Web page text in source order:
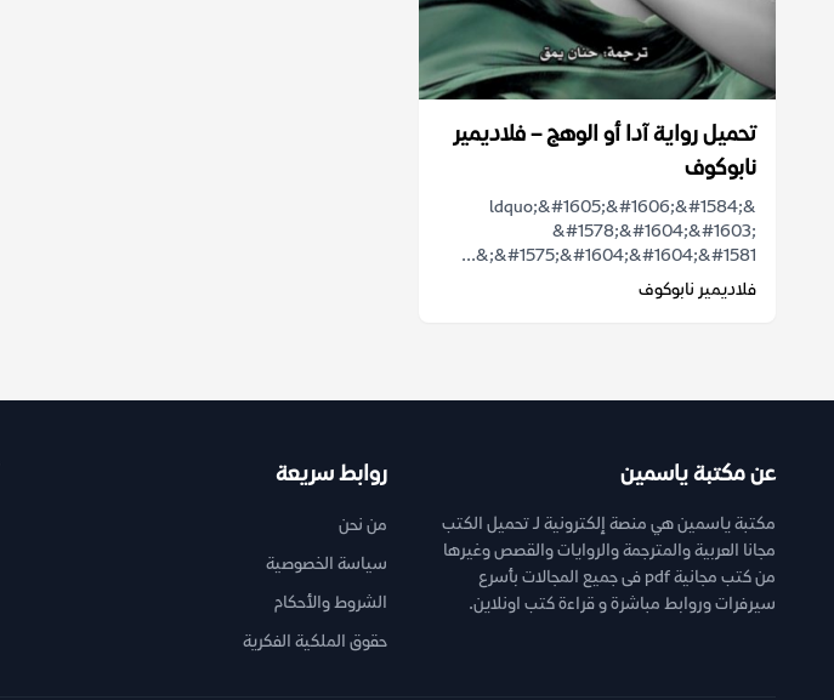
تحميل رواية آدا أو الوهج – فلاديمير
نابوكوف
&ldquo;&#1605;&#1606;&#1584;
&#1578;&#1604;&#1603;
&#1575;&#1604;&#1604;&#1581;&...
فلاديمير نابوكوف
عن مكتبة ياسمين
مكتبة ياسمين هي منصة إلكترونية لـ تحميل الكتب
مجانا العربية والمترجمة والروايات والقصص وغيرها
من كتب مجانية pdf فى جميع المجالات بأسرع
سيرفرات وروابط مباشرة و قراءة كتب اونلاين.
روابط سريعة
من نحن
سياسة الخصوصية
الشروط والأحكام
حقوق الملكية الفكرية